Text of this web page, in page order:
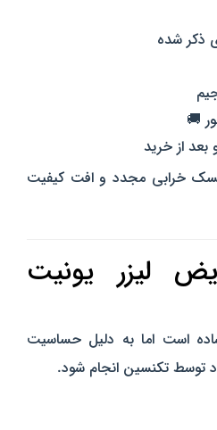
ذکر شده
🚚
از خرید
خرابی مجدد و افت کیفیت
لیزر یونیت
است اما به دلیل حساسیت
توسط تکنسین انجام شود.